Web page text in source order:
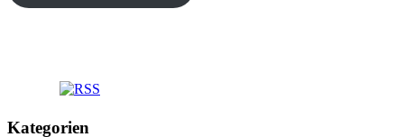
Kategorien